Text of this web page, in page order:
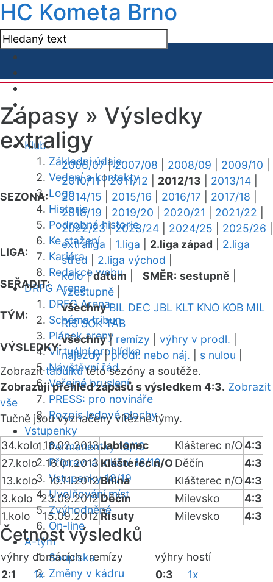
HC Kometa Brno
Klub
Základní údaje
Vedení a kontakty
Logo
Historie
Podrobná historie
Ke stažení
Kariéra
Redakce webu
DRFG Arena
DRFG Arena
Schéma tribun
Plánek areny
Virtuální prohlídka
Návštěvní řád
Veřejné bruslení
PRESS: pro novináře
Rozpis ledové plochy
Vstupenky
Permanentky 18/19
Přípravná utkání 18/19
Vstupenky 18/19
Uvolňování míst
Zvýhodněné
On-line
A-tým
Soupiska
Změny v kádru
Zápasy » Výsledky
extraligy
SEZONA:
2006/07|2007/08 2008/09 2009/10
2010/11|2011/12 2012/13 2013/14
2014/15
2015/16 2016/17 2017/18
2018/19
2019/20 2020/21 2021/22
2022/23|2023/24 2024/25 2025/26
LIGA:
extraliga 1.liga 2.liga západ
2.liga
střed
2.liga východ
SEŘADIT:
kolo|datum SMĚR: sestupně
vzestupně
TÝM:
všechny BIL DEC JBL KLT KNO KOB MIL
RIS SOK TAB
VÝSLEDKY:
všechny| remízy výhry v prodl.
nájezdy|prodl. nebo náj. s nulou
Zobrazittabulkutéto sezóny a soutěže.
Zobrazuji přehled zápasů s výsledkem 4:3. Zobrazit
vše
Tučně jsou vyznačeny vítězné týmy.
34.kolo 16.02.2013Jablonec Klášterec n/O4:3
27.kolo
16.01.2013 Klášterec n/O Děčín
4:3
13.kolo
10.11.2012Bílina Klášterec n/O4:3
3.kolo
23.09.2012Děčín Milevsko
4:3
1.kolo
15.09.2012Řisuty Milevsko 4:3
Četnost výsledků
výhry domácíchremízy výhry hostí
2:1
1x
0:3
1x